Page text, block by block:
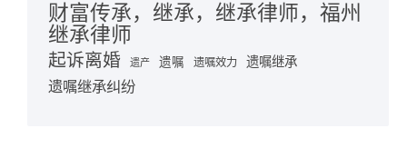
财富传承，继承，继承律师，福州
继承律师
起诉离婚 遗产 遗嘱 遗嘱效力 遗嘱继承
遗嘱继承纠纷